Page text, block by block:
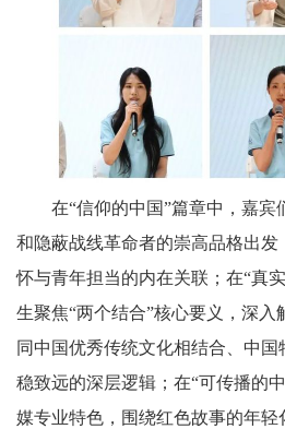
在“信仰的中国”篇章中，嘉宾
和隐蔽战线革命者的崇高品格出
怀与青年担当的内在关联；在“真
生聚焦“两个结合”核心要义，深入
同中国优秀传统文化相结合、中
稳致远的深层逻辑；在“可传播的
媒专业特色，围绕红色故事的年